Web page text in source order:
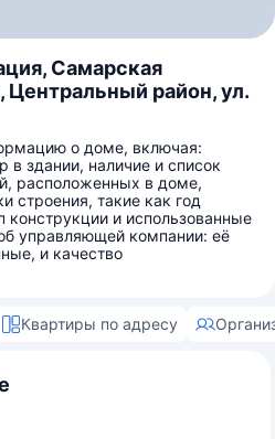
Самарская
Центральный район, ул.
о доме, включая:
в здании, наличие и список
расположенных в доме,
строения, такие как год
конструкции и использованные
управляющей компании: её
и качество
Квартиры по адресу